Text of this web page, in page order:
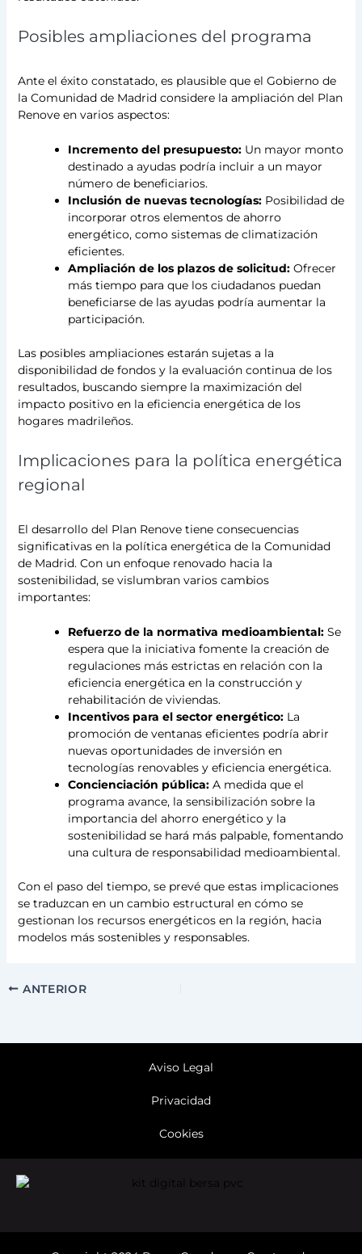
Posibles ampliaciones del programa
Ante el éxito constatado, es plausible que el Gobierno de
la Comunidad de Madrid considere la ampliación del Plan
Renove en varios aspectos:
Incremento del presupuesto:Un mayor monto
destinado a ayudas podría incluir a un mayor
número de beneficiarios.
Inclusión de nuevas tecnologías:Posibilidad de
incorporar otros elementos de ahorro
energético, como sistemas de climatización
eficientes.
Ampliación de los plazos de solicitud:Ofrecer
más tiempo para que los ciudadanos puedan
beneficiarse de las ayudas podría aumentar la
participación.
Las posibles ampliaciones estarán sujetas a la
disponibilidad de fondos y la evaluación continua de los
resultados, buscando siempre la maximización del
impacto positivo en la eficiencia energética de los
hogares madrileños.
Implicaciones para la política energética
regional
El desarrollo del Plan Renove tiene consecuencias
significativas en la política energética de la Comunidad
de Madrid. Con un enfoque renovado hacia la
sostenibilidad, se vislumbran varios cambios
importantes:
Refuerzo de la normativa medioambiental:Se
espera que la iniciativa fomente la creación de
regulaciones más estrictas en relación con la
eficiencia energética en la construcción y
rehabilitación de viviendas.
Incentivos para el sector energético:La
promoción de ventanas eficientes podría abrir
nuevas oportunidades de inversión en
tecnologías renovables y eficiencia energética.
Concienciación pública:A medida que el
programa avance, la sensibilización sobre la
importancia del ahorro energético y la
sostenibilidad se hará más palpable, fomentando
una cultura de responsabilidad medioambiental.
Con el paso del tiempo, se prevé que estas implicaciones
se traduzcan en un cambio estructural en cómo se
gestionan los recursos energéticos en la región, hacia
modelos más sostenibles y responsables.
ANTERIOR
Aviso Legal
Privacidad
Cookies